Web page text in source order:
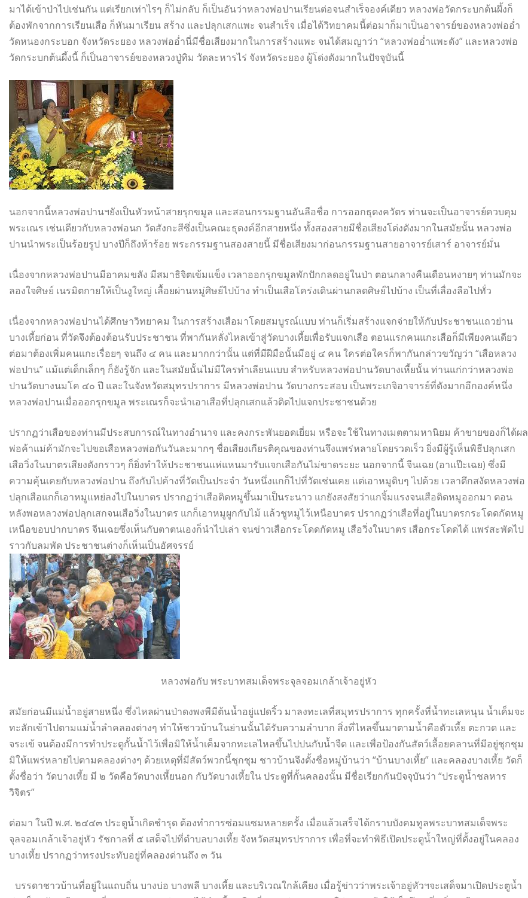
มาได้เข้าป่าไปเช่นกัน แต่เรียกเท่าไรๆ ก็ไม่กลับ ก็เป็นอันว่าหลวงพ่อปานเรียนต่อจนสำเร็จองค์เดียว หลวงพ่อวัดกระบกต้นผึ้งก็
ต้องพักจากการเรียนเสือ ก็หันมาเรียน สร้าง และปลุกเสกแพะ จนสำเร็จ เมื่อได้วิทยาคมนี้ต่อมาก็มาเป็นอาจารย์ของหลวงพ่ออ่ำ
วัดหนองกระบอก จังหวัดระยอง หลวงพ่ออ่ำนี่มีชื่อเสียงมากในการสร้างแพะ จนได้สมญาว่า “หลวงพ่ออ่ำแพะดัง” และหลวงพ่อ
วัดกระบกต้นผึ้งนี้ ก็เป็นอาจารย์ของหลวงปู่ทิม วัดละหารไร่ จังหวัดระยอง ผู้โด่งดังมากในปัจจุบันนี้
นอกจากนี้หลวงพ่อปานฯยังเป็นหัวหน้าสายรุกขมูล และสอนกรรมฐานอันลือชื่อ การออกธุดงควัตร ท่านจะเป็นอาจารย์ควบคุม
พระเณร เช่นเดียวกับหลวงพ่อนก วัดสังกะสีซึ่งเป็นคณะธุดงค์อีกสายหนึ่ง ทั้งสองสายมีชื่อเสียงโด่งดังมากในสมัยนั้น หลวงพ่อ
ปานนำพระเป็นร้อยรูป บางปีก็ถึงห้าร้อย พระกรรมฐานสองสายนี้ มีชื่อเสียงมาก่อนกรรมฐานสายอาจารย์เสาร์ อาจารย์มั่น
เนื่องจากหลวงพ่อปานมีอาคมขลัง มีสมาธิจิตเข้มแข็ง เวลาออกรุกขมูลพักปักกลดอยู่ในป่า ตอนกลางคืนเดือนหงายๆ ท่านมักจะ
ลองใจศิษย์ เนรมิตกายให้เป็นงูใหญ่ เลื้อยผ่านหมู่ศิษย์ไปบ้าง ทำเป็นเสือโคร่งเดินผ่านกลดศิษย์ไปบ้าง เป็นที่เลื่องลือไปทั่ว
เนื่องจากหลวงพ่อปานได้ศึกษาวิทยาคม ในการสร้างเสือมาโดยสมบูรณ์แบบ ท่านก็เริ่มสร้างแจกจ่ายให้กับประชาชนแถวย่าน
บางเหี้ยก่อน ที่วัดจึงต้องต้อนรับประชาชน ที่พากันหลั่งไหลเข้าสู่วัดบางเหี้ยเพื่อรับแจกเสือ ตอนแรกคนแกะเสือก็มีเพียงคนเดียว
ต่อมาต้องเพิ่มคนแกะเรื่อยๆ จนถึง ๔ คน และมากกว่านั้น แต่ที่มีฝีมือนั้นมีอยู่ ๔ คน ใครต่อใครก็พากันกล่าวขวัญว่า “เสือหลวง
พ่อปาน” แม้แต่เด็กเล็กๆ ก็ยังรู้จัก และในสมัยนั้นไม่มีใครทำเลียนแบบ สำหรับหลวงพ่อปานวัดบางเหี้ยนั้น ท่านแก่กว่าหลวงพ่อ
ปานวัดบางนมโค ๔๐ ปี และในจังหวัดสมุทรปราการ มีหลวงพ่อปาน วัดบางกระสอบ เป็นพระเกจิอาจารย์ที่ดังมากอีกองค์หนึ่ง
หลวงพ่อปานเมื่อออกรุกขมูล พระเณรก็จะนำเอาเสือที่ปลุกเสกแล้วติดไปแจกประชาชนด้วย
ปรากฏว่าเสือของท่านมีประสบการณ์ในทางอำนาจ และคงกระพันยอดเยี่ยม หรือจะใช้ในทางเมตตามหานิยม ค้าขายของก็ได้ผล
พ่อค้าแม่ค้ามักจะไปขอเสือหลวงพ่อกันวันละมากๆ ชื่อเสียงเกียรติคุณของท่านจึงแพร่หลายโดยรวดเร็ว ยิ่งมีผู้รู้เห็นพิธีปลุกเสก
เสือวิ่งในบาตรเสียงดังกราวๆ ก็ยิ่งทำให้ประชาชนแห่แหนมารับแจกเสือกันไม่ขาดระยะ นอกจากนี้ จีนเฉย (อาแป๊ะเฉย) ซึ่งมี
ความคุ้นเคยกับหลวงพ่อปาน ถึงกับไปค้างที่วัดเป็นประจำ วันหนึ่งแกก็ไปที่วัดเช่นเคย แต่เอาหมูดิบๆ ไปด้วย เวลาดึกสงัดหลวงพ่อ
ปลุกเสือแกก็เอาหมูแหย่ลงไปในบาตร ปรากฏว่าเสือติดหมูขึ้นมาเป็นระนาว แกยังสงสัยว่าแกจิ้มแรงจนเสือติดหมูออกมา ตอน
หลังพอหลวงพ่อปลุกเสกจนเสือวิ่งในบาตร แกก็เอาหมูผูกกับไม้ แล้วชูหมูไว้เหนือบาตร ปรากฏว่าเสือที่อยู่ในบาตรกระโดดกัดหมู
เหนือขอบปากบาตร จีนเฉยซึ่งเห็นกับตาตนเองก็นำไปเล่า จนข่าวเสือกระโดดกัดหมู เสือวิ่งในบาตร เสือกระโดดได้ แพร่สะพัดไป
ราวกับลมพัด ประชาชนต่างก็เห็นเป็นอัศจรรย์
หลวงพ่อกับ พระบาทสมเด็จพระจุลจอมเกล้าเจ้าอยู่หัว
สมัยก่อนมีแม่น้ำอยู่สายหนึ่ง ซึ่งไหลผ่านป่าดงพงพีมีต้นน้ำอยู่แปดริ้ว มาลงทะเลที่สมุทรปราการ ทุกครั้งที่น้ำทะเลหนุน น้ำเค็มจะ
ทะลักเข้าไปตามแม่น้ำลำคลองต่างๆ ทำให้ชาวบ้านในย่านนั้นได้รับความลำบาก สิ่งที่ไหลขึ้นมาตามน้ำคือตัวเหี้ย ตะกวด และ
จระเข้ จนต้องมีการทำประตูกั้นน้ำไว้เพื่อมิให้น้ำเค็มจากทะเลไหลขึ้นไปปนกับน้ำจืด และเพื่อป้องกันสัตว์เลื้อยคลานที่มีอยู่ชุกชุม
มิให้แพร่หลายไปตามคลองต่างๆ ด้วยเหตุที่มีสัตว์พวกนี้ชุกชุม ชาวบ้านจึงตั้งชื่อหมู่บ้านว่า “บ้านบางเหี้ย” และคลองบางเหี้ย วัดก็
ตั้งชื่อว่า วัดบางเหี้ย มี ๒ วัดคือวัดบางเหี้ยนอก กับวัดบางเหี้ยใน ประตูที่กั้นคลองนั้น มีชื่อเรียกกันปัจจุบันว่า “ประตูน้ำชลหาร
วิจิตร”
ต่อมา ในปี พ.ศ. ๒๔๔๓ ประตูน้ำเกิดชำรุด ต้องทำการซ่อมแซมหลายครั้ง เมื่อแล้วเสร็จได้กราบบังคมทูลพระบาทสมเด็จพระ
จุลจอมเกล้าเจ้าอยู่หัว รัชกาลที่ ๕ เสด็จไปที่ตำบลบางเหี้ย จังหวัดสมุทรปราการ เพื่อที่จะทำพิธีเปิดประตูน้ำใหญ่ที่ตั้งอยู่ในคลอง
บางเหี้ย ปรากฏว่าทรงประทับอยู่ที่คลองด่านถึง ๓ วัน
บรรดาชาวบ้านที่อยู่ในแถบถิ่น บางบ่อ บางพลี บางเหี้ย และบริเวณใกล้เคียง เมื่อรู้ข่าวว่าพระเจ้าอยู่หัวฯจะเสด็จมาเปิดประตูน้ำ